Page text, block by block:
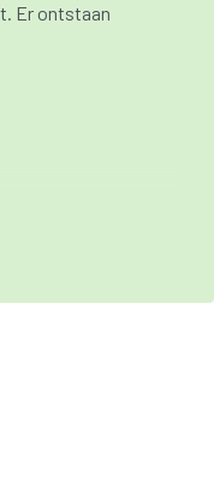
Er ontstaan